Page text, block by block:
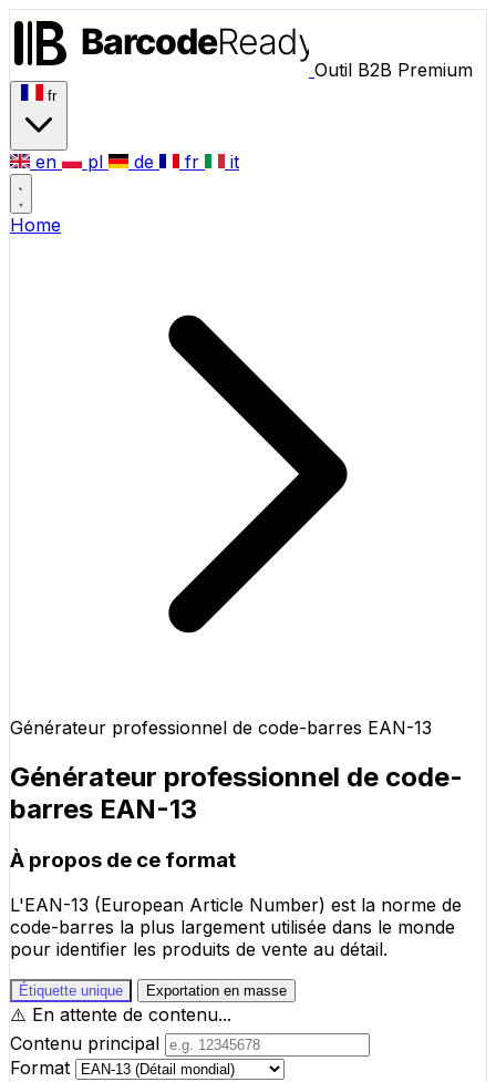
Outil B2B Premium
fr
en pl de fr it
Home
Générateur professionnel de code-barres EAN-13
Générateur professionnel de code-
barres EAN-13
À propos de ce format
L'EAN-13 (European Article Number) est la norme de
code-barres la plus largement utilisée dans le monde
pour identifier les produits de vente au détail.
Étiquette unique Exportation en masse
⚠️ En attente de contenu...
Contenu principal
Format